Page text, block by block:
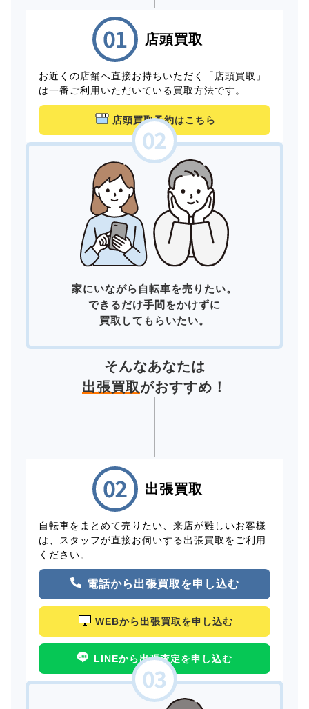
店頭買取
お近くの店舗へ直接お持ちいただく「店頭買取」
は一番ご利用いただいている買取方法です。
店頭買取予約はこちら
家にいながら自転車を売りたい。
できるだけ手間をかけずに
買取してもらいたい。
そんなあなたは
出張買取がおすすめ！
出張買取
自転車をまとめて売りたい、来店が難しいお客様
は、スタッフが直接お伺いする出張買取をご利用
ください。
電話から出張買取を申し込む
WEBから出張買取を申し込む
LINEから出張査定を申し込む